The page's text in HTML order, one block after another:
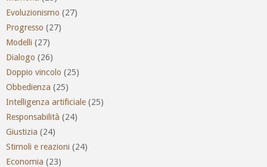
Evoluzionismo (27)
Progresso (27)
Modelli (27)
Dialogo (26)
Doppio vincolo (25)
Obbedienza (25)
Intelligenza artificiale (25)
Responsabilità (24)
Giustizia (24)
Stimoli e reazioni (24)
Economia (23)